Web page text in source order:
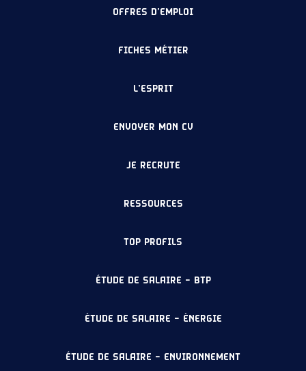
OFFRES D’EMPLOI
FICHES MÉTIER
L’ESPRIT
ENVOYER MON CV
JE RECRUTE
RESSOURCES
TOP PROFILS
ÉTUDE DE SALAIRE – BTP
ÉTUDE DE SALAIRE – ÉNERGIE
ÉTUDE DE SALAIRE – ENVIRONNEMENT